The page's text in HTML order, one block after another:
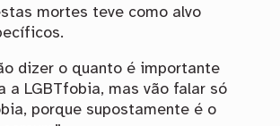
mortes teve como alvo
dizer o quanto é importante
a LGBTfobia, mas vão falar só
porque supostamente é o